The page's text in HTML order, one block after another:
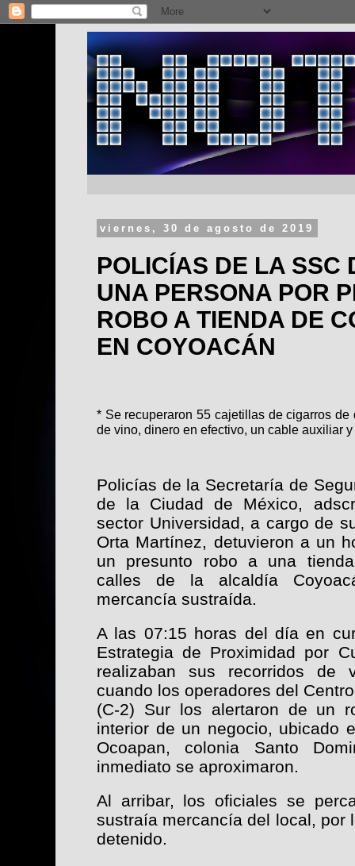
viernes, 30 de agosto de 2019
POLICÍAS DE LA SSC
UNA PERSONA POR
ROBO A TIENDA DE
EN COYOACÁN
* Se recuperaron 55 cajetillas de cigarros
de vino, dinero en efectivo, un cable auxiliar
Policías de la Secretaría de
de la Ciudad de México,
sector Universidad, a cargo de
Orta Martínez, detuvieron a un
un presunto robo a una
calles de la alcaldía
mercancía sustraída.
A las 07:15 horas del día en
Estrategia de Proximidad por
realizaban sus recorridos de
cuando los operadores del
(C-2) Sur los alertaron de un
interior de un negocio, ubicado
Ocoapan, colonia Santo
inmediato se aproximaron.
Al arribar, los oficiales se
sustraía mercancía del local, por
detenido.